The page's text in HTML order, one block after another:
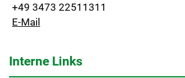
+49 3473 22511311
E-Mail
Interne Links